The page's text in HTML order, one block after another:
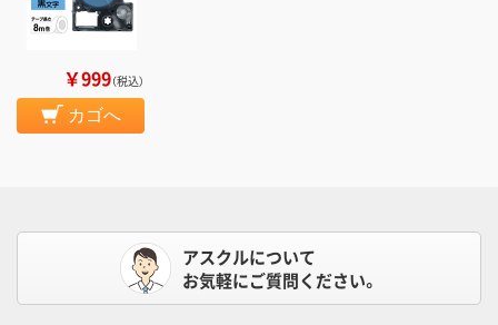
￥999（税込）
カゴへ
アスクルについて
お気軽にご質問ください。